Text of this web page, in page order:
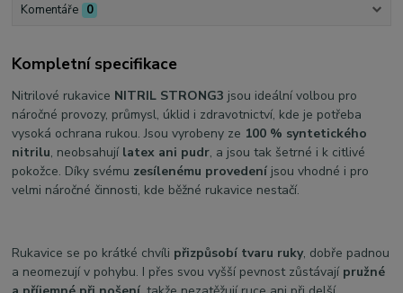
Komentáře 0
Kompletní specifikace
Nitrilové rukavice NITRIL STRONG3 jsou ideální volbou pro
náročné provozy, průmysl, úklid i zdravotnictví, kde je potřeba
vysoká ochrana rukou. Jsou vyrobeny ze 100 % syntetického
nitrilu, neobsahují latex ani pudr, a jsou tak šetrné i k citlivé
pokožce. Díky svému zesílenému provedení jsou vhodné i pro
velmi náročné činnosti, kde běžné rukavice nestačí.
Rukavice se po krátké chvíli přizpůsobí tvaru ruky, dobře padnou
a neomezují v pohybu. I přes svou vyšší pevnost zůstávají pružné